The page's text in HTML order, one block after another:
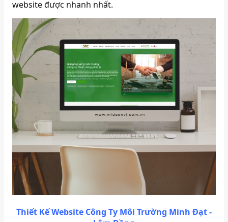
website được nhanh nhất.
Thiết Kế Website Công Ty Môi Trường Minh Đạt -